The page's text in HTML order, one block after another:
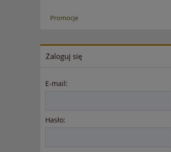
Promocje
Zaloguj się
E-mail:
Hasło: